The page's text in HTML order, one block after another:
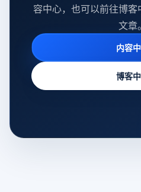
容中心，也可以前往博
文章。
内容
博客